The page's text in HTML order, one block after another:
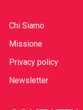
Chi Siamo
Missione
Privacy policy
Newsletter